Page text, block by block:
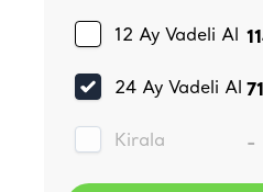
12 Ay Vadeli Al
24 Ay Vadeli Al
Kirala -